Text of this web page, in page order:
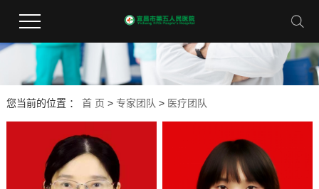
您当前的位置 ： 首 页 > 专家团队 > 医疗团队